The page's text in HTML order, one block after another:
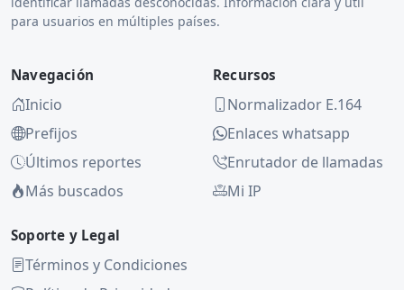
para usuarios en múltiples países.
Navegación
Inicio
Prefijos
Últimos reportes
Más buscados
Recursos
Normalizador E.164
Enlaces whatsapp
Enrutador de llamadas
Mi IP
Soporte y Legal
Términos y Condiciones